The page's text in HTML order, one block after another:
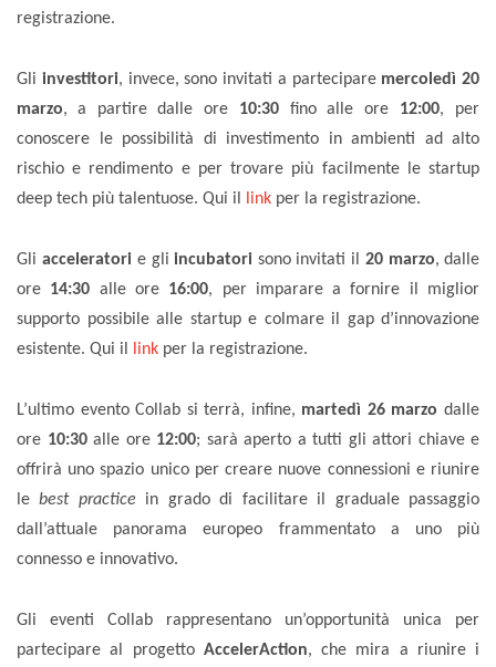
registrazione.
Gli investitori, invece, sono invitati a partecipare mercoledì 20
marzo, a partire dalle ore 10:30 fino alle ore 12:00, per
conoscere le possibilità di investimento in ambienti ad alto
rischio e rendimento e per trovare più facilmente le startup
deep tech più talentuose. Qui il link per la registrazione.
Gli acceleratori e gli incubatorisono invitati il20 marzo, dalle
ore 14:30 alle ore16:00, per imparare a fornire il miglior
supporto possibile alle startup e colmare il gap d’innovazione
esistente. Qui il link per la registrazione.
L’ultimo evento Collab si terrà, infine, martedì 26 marzodalle
ore 10:30 alle ore12:00; sarà aperto a tutti gli attori chiave e
offrirà uno spazio unico per creare nuove connessioni e riunire
lebest practice in grado di facilitareil graduale passaggio
dall’attuale panorama europeo frammentato a uno più
connesso e innovativo.
Gli eventi Collab rappresentano un’opportunità unica per
partecipareal progetto AccelerAction, che mira a riunire i